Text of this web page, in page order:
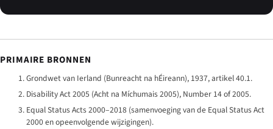
PRIMAIRE BRONNEN
Grondwet van Ierland (Bunreacht na hÉireann), 1937, artikel 40.1.
Disability Act 2005 (Acht na Míchumais 2005), Number 14 of 2005.
Equal Status Acts 2000–2018 (samenvoeging van de Equal Status Act
2000 en opeenvolgende wijzigingen).